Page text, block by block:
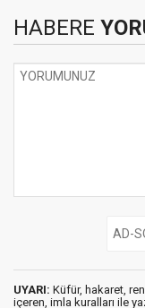
HABERE
UYARI: Küfür, hakaret,
içeren, imla kuralları ile